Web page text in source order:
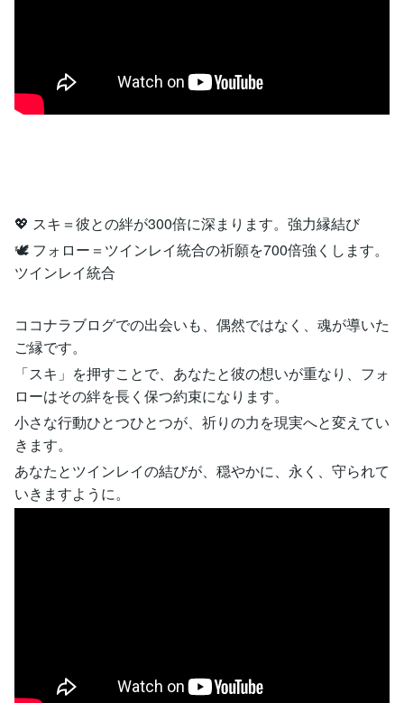
💖 スキ＝彼との絆が300倍に深まります。強力縁結び
🕊️ フォロー＝ツインレイ統合の祈願を700倍強くします。
ツインレイ統合
ココナラブログでの出会いも、偶然ではなく、魂が導いた
ご縁です。
「スキ」を押すことで、あなたと彼の想いが重なり、フォ
ローはその絆を長く保つ約束になります。
小さな行動ひとつひとつが、祈りの力を現実へと変えてい
きます。
あなたとツインレイの結びが、穏やかに、永く、守られて
いきますように。